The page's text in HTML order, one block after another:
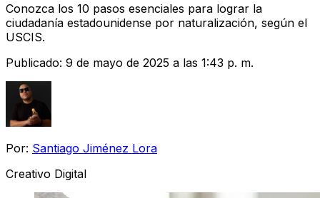
Conozca los 10 pasos esenciales para lograr la
ciudadanía estadounidense por naturalización, según el
USCIS.
Publicado: 9 de mayo de 2025 a las 1:43 p. m.
Por: Santiago Jiménez Lora
Creativo Digital